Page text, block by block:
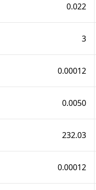
0.022
3
0.00012
0.0050
232.03
0.00012